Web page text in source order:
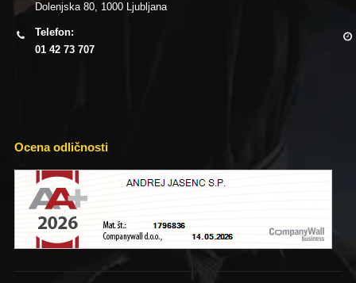
Dolenjska 80, 1000 Ljubljana
Telefon:
01 42 73 707
Ocena odličnosti